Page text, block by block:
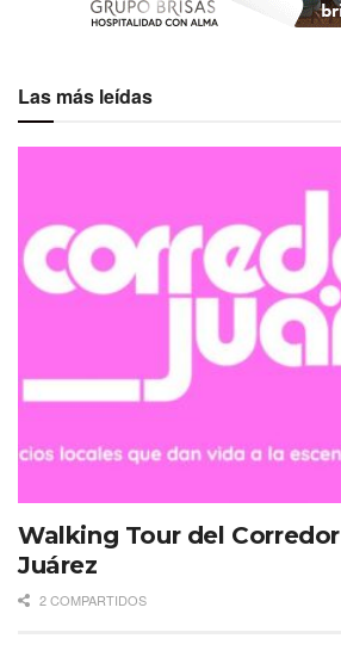
Las más leídas
Walking Tour del Corredor
Juárez
2 COMPARTIDOS